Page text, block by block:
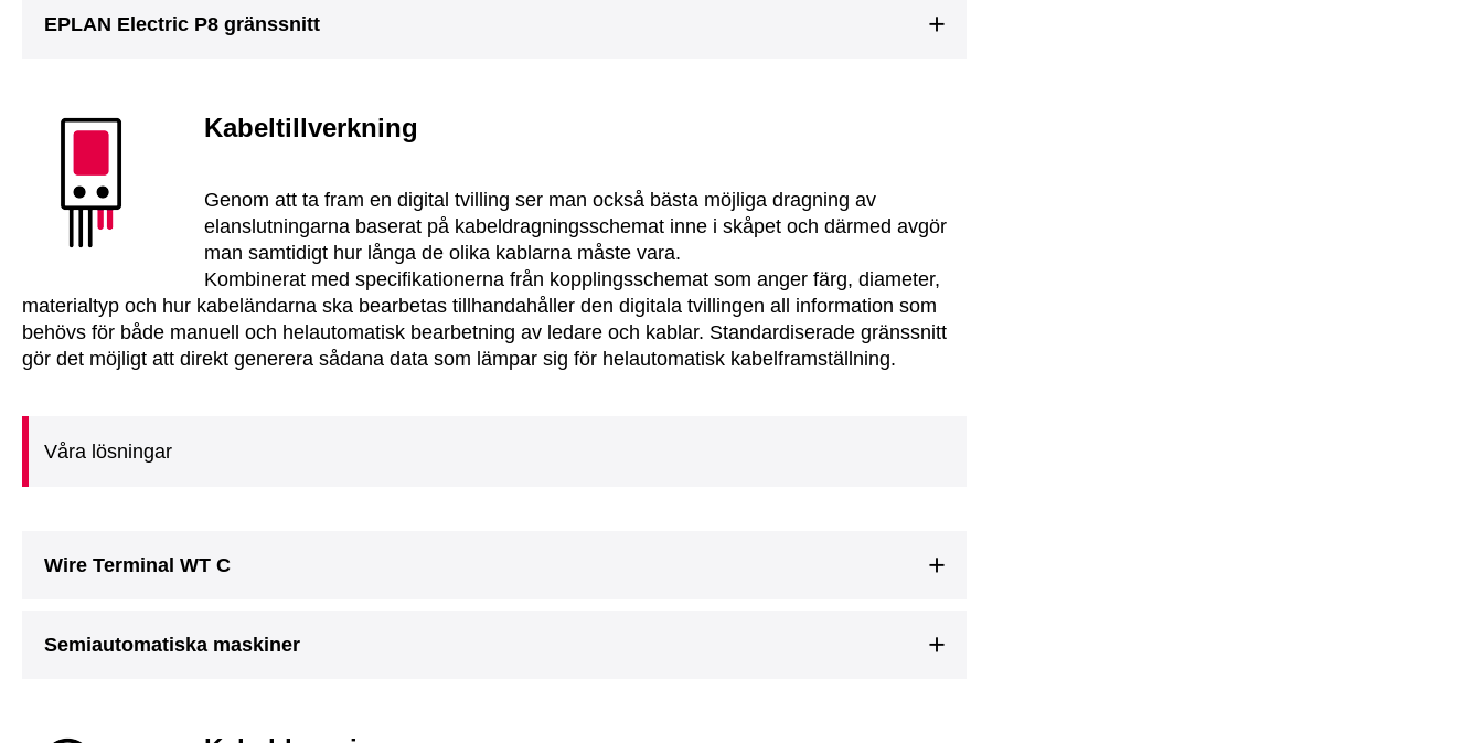
EPLAN Electric P8 gränssnitt
Kabeltillverkning
Genom att ta fram en digital tvilling ser man också bästa möjliga dragning av
elanslutningarna baserat på kabeldragningsschemat inne i skåpet och därmed avgör
man samtidigt hur långa de olika kablarna måste vara.
Kombinerat med specifikationerna från kopplingsschemat som anger färg, diameter,
materialtyp och hur kabeländarna ska bearbetas tillhandahåller den digitala tvillingen all information som
behövs för både manuell och helautomatisk bearbetning av ledare och kablar. Standardiserade gränssnitt
gör det möjligt att direkt generera sådana data som lämpar sig för helautomatisk kabelframställning.
Våra lösningar
Wire Terminal WT C
Semiautomatiska maskiner